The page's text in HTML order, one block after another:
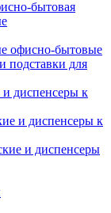
бытовая
офисно-бытовые
подставки для
диспенсеры к
и диспенсеры к
и диспенсеры